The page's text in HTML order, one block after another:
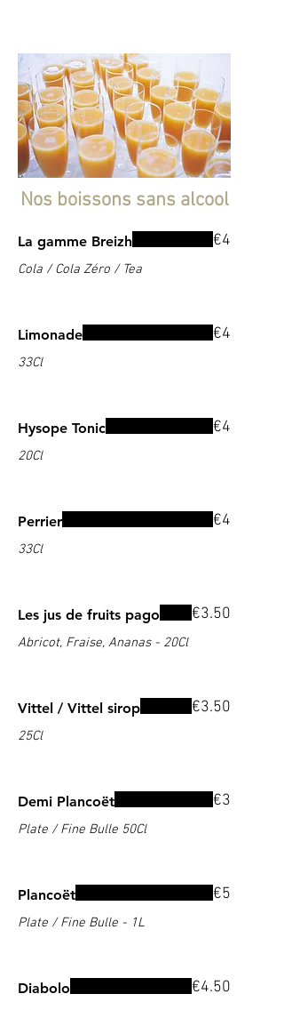
Nos boissons sans alcool
La gamme Breizh
Cola / Cola Zéro / Tea
€4
Limonade
33Cl
€4
Hysope Tonic
20Cl
€4
Perrier
33Cl
€4
Les jus de fruits pago
Abricot, Fraise, Ananas - 20Cl
€3.50
Vittel / Vittel sirop
25Cl
€3.50
Demi Plancoët
Plate / Fine Bulle 50Cl
€3
Plancoët
Plate / Fine Bulle - 1L
€5
Diabolo €4.50